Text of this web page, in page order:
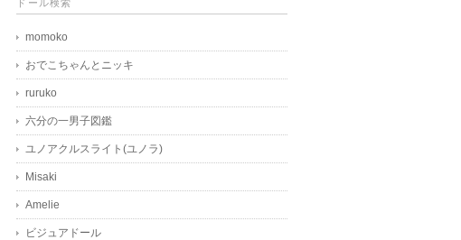
ドール検索
momoko
おでこちゃんとニッキ
ruruko
六分の一男子図鑑
ユノアクルスライト(ユノラ)
Misaki
Amelie
ビジュアドール